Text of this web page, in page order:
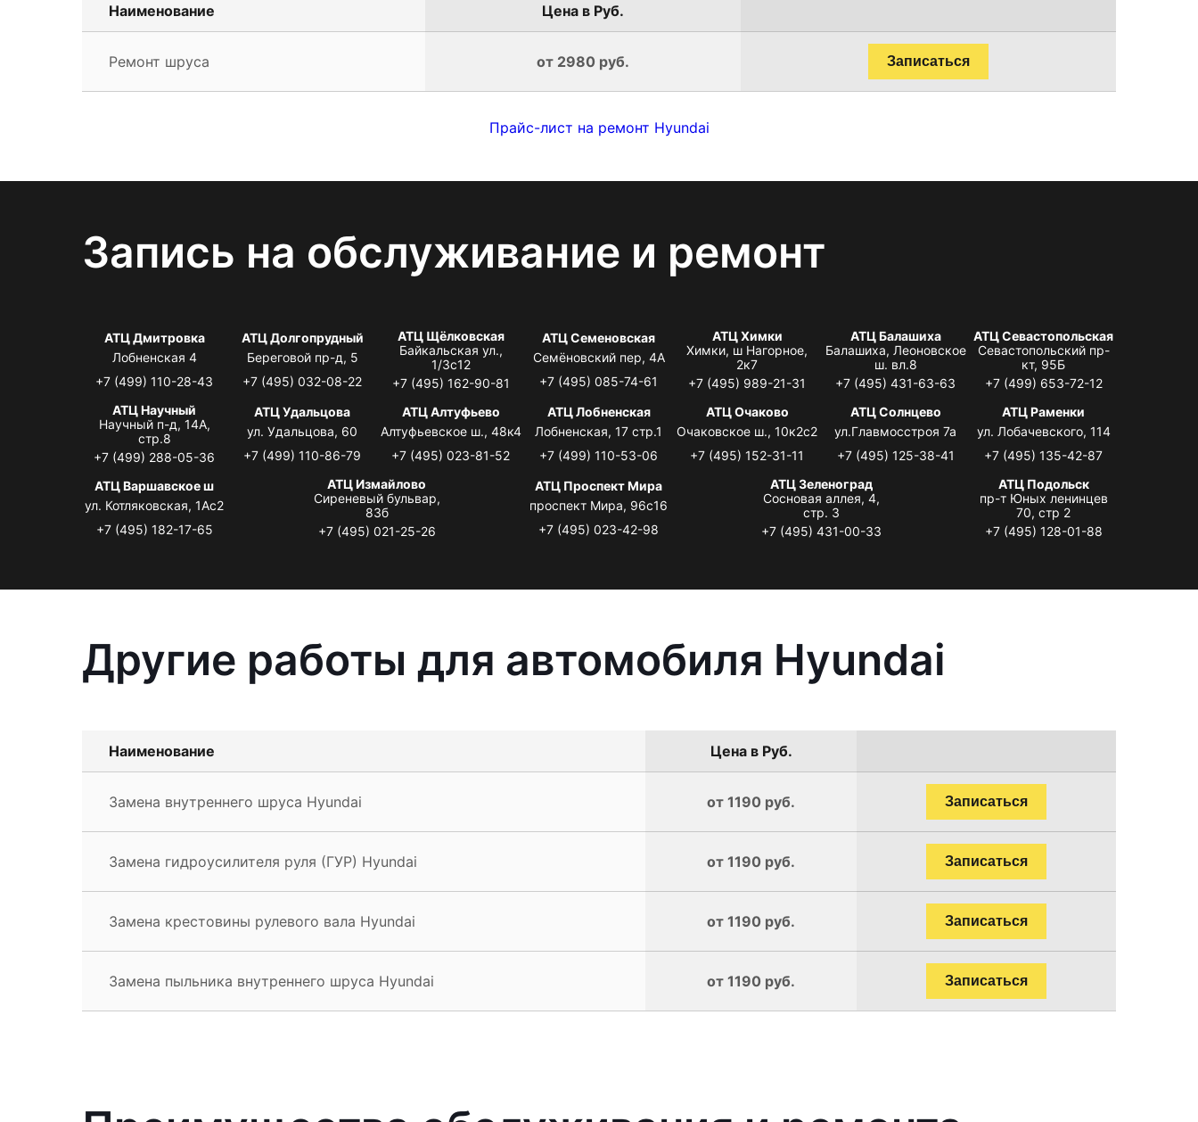
Наименование Цена в Руб.
Ремонт шруса от 2980 руб. Записаться
Прайс-лист на ремонт Hyundai
Запись на обслуживание и ремонт
АТЦ Дмитровка
Лобненская 4
+7 (499) 110-28-43
АТЦ Долгопрудный
Береговой пр-д, 5
+7 (495) 032-08-22
АТЦ Щёлковская
Байкальская ул.,
1/3с12
+7 (495) 162-90-81
АТЦ Семеновская
Семёновский пер, 4А
+7 (495) 085-74-61
АТЦ Химки
Химки, ш Нагорное,
2к7
+7 (495) 989-21-31
АТЦ Балашиха
Балашиха, Леоновское
ш. вл.8
+7 (495) 431-63-63
АТЦ Севастопольская
Севастопольский пр-
кт, 95Б
+7 (499) 653-72-12
АТЦ Научный
Научный п-д, 14А,
стр.8
+7 (499) 288-05-36
АТЦ Удальцова
ул. Удальцова, 60
+7 (499) 110-86-79
АТЦ Алтуфьево
Алтуфьевское ш., 48к4
+7 (495) 023-81-52
АТЦ Лобненская
Лобненская, 17 стр.1
+7 (499) 110-53-06
АТЦ Очаково
Очаковское ш., 10к2с2
+7 (495) 152-31-11
АТЦ Солнцево
ул.Главмосстроя 7а
+7 (495) 125-38-41
АТЦ Раменки
ул. Лобачевского, 114
+7 (495) 135-42-87
АТЦ Варшавское ш
ул. Котляковская, 1Ас2
+7 (495) 182-17-65
АТЦ Измайлово
Сиреневый бульвар,
83б
+7 (495) 021-25-26
АТЦ Проспект Мира
проспект Мира, 96с16
+7 (495) 023-42-98
АТЦ Зеленоград
Сосновая аллея, 4,
стр. 3
+7 (495) 431-00-33
АТЦ Подольск
пр-т Юных ленинцев
70, стр 2
+7 (495) 128-01-88
Другие работы для автомобиля Hyundai
Наименование Цена в Руб.
Замена внутреннего шруса Hyundai от 1190 руб. Записаться
Замена гидроусилителя руля (ГУР) Hyundai от 1190 руб. Записаться
Замена крестовины рулевого вала Hyundai от 1190 руб. Записаться
Замена пыльника внутреннего шруса Hyundai от 1190 руб. Записаться